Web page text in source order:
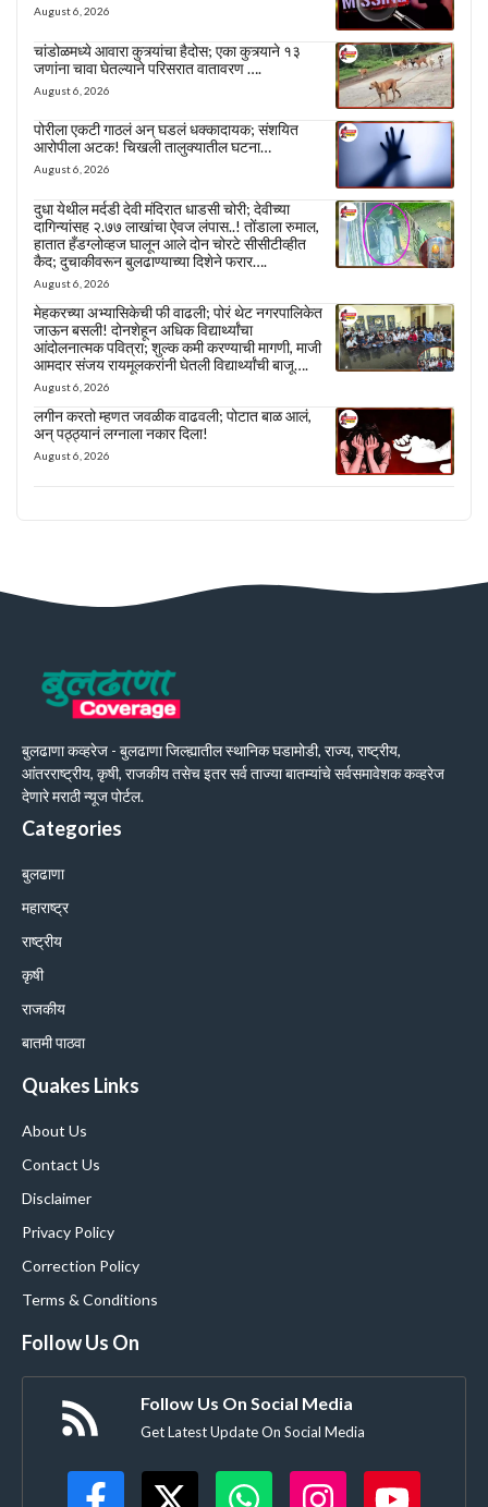
August 6, 2026
चांडोळमध्ये आवारा कुत्र्यांचा हैदोस; एका कुत्र्याने १३
जणांना चावा घेतल्याने परिसरात वातावरण ….
August 6, 2026
पोरीला एकटी गाठलं अन् घडलं धक्कादायक; संशयित
आरोपीला अटक! चिखली तालुक्यातील घटना…
August 6, 2026
दुधा येथील मर्दडी देवी मंदिरात धाडसी चोरी; देवीच्या
दागिन्यांसह २.७७ लाखांचा ऐवज लंपास..! तोंडाला रुमाल,
हातात हँडग्लोव्हज घालून आले दोन चोरटे सीसीटीव्हीत
कैद; दुचाकीवरून बुलढाण्याच्या दिशेने फरार….
August 6, 2026
मेहकरच्या अभ्यासिकेची फी वाढली; पोरं थेट नगरपालिकेत
जाऊन बसली! दोनशेहून अधिक विद्यार्थ्यांचा
आंदोलनात्मक पवित्रा; शुल्क कमी करण्याची मागणी, माजी
आमदार संजय रायमूलकरांनी घेतली विद्यार्थ्यांची बाजू….
August 6, 2026
लगीन करतो म्हणत जवळीक वाढवली; पोटात बाळ आलं,
अन् पठ्ठ्यानं लग्नाला नकार दिला!
August 6, 2026
बुलढाणा कव्हरेज - बुलढाणा जिल्ह्यातील स्थानिक घडामोडी, राज्य, राष्ट्रीय,
आंतरराष्ट्रीय, कृषी, राजकीय तसेच इतर सर्व ताज्या बातम्यांचे सर्वसमावेशक कव्हरेज
देणारे मराठी न्यूज पोर्टल.
Categories
बुलढाणा
महाराष्ट्र
राष्ट्रीय
कृषी
राजकीय
बातमी पाठवा
Quakes Links
About Us
Contact Us
Disclaimer
Privacy Policy
Correction Policy
Terms & Conditions
Follow Us On
Follow Us On Social Media
Get Latest Update On Social Media